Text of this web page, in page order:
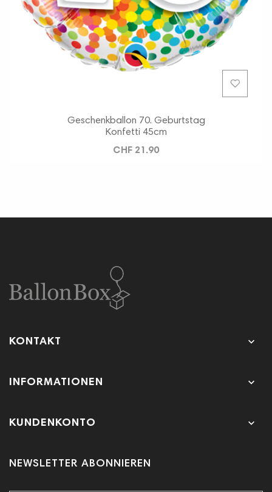
Geschenkballon 70. Geburtstag
Konfetti 45cm
CHF 21.90
KONTAKT 
INFORMATIONEN 
KUNDENKONTO 
NEWSLETTER ABONNIEREN